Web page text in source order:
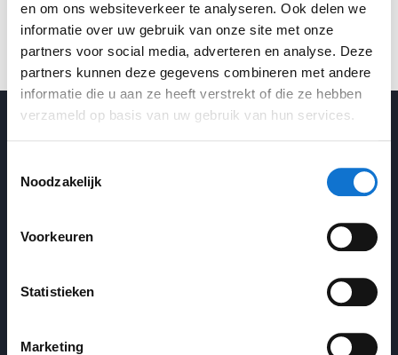
en om ons websiteverkeer te analyseren. Ook delen we
informatie over uw gebruik van onze site met onze
partners voor social media, adverteren en analyse. Deze
partners kunnen deze gegevens combineren met andere
informatie die u aan ze heeft verstrekt of die ze hebben
verzameld op basis van uw gebruik van hun services.
Noodzakelijk
Voorkeuren
Statistieken
Marketing